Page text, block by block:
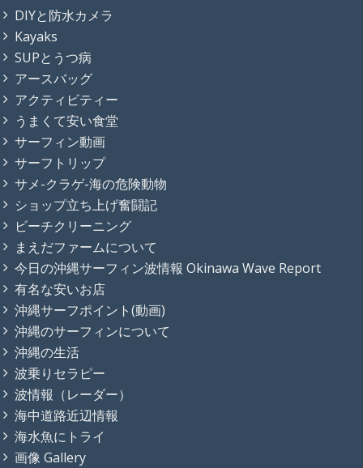
DIYと防水カメラ
Kayaks
SUPとうつ病
アースバッグ
アクティビティー
うまくて安い食堂
サーフィン動画
サーフトリップ
サメ-クラゲ-海の危険動物
ショップ立ち上げ奮闘記
ビーチクリーニング
まえだファームについて
今日の沖縄サーフィン波情報 Okinawa Wave Report
有名な安いお店
沖縄サーフポイント(動画)
沖縄のサーフィンについて
沖縄の生活
波乗りセラピー
波情報（レーダー）
海中道路近辺情報
海水魚にトライ
画像 Gallery